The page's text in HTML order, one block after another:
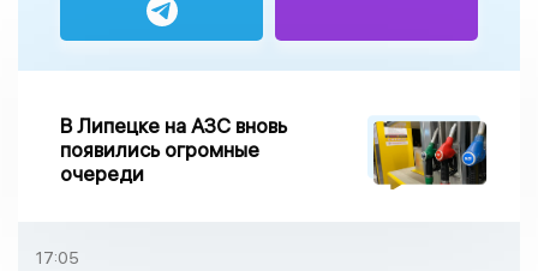
В Липецке на АЗС вновь
появились огромные
очереди
17:05